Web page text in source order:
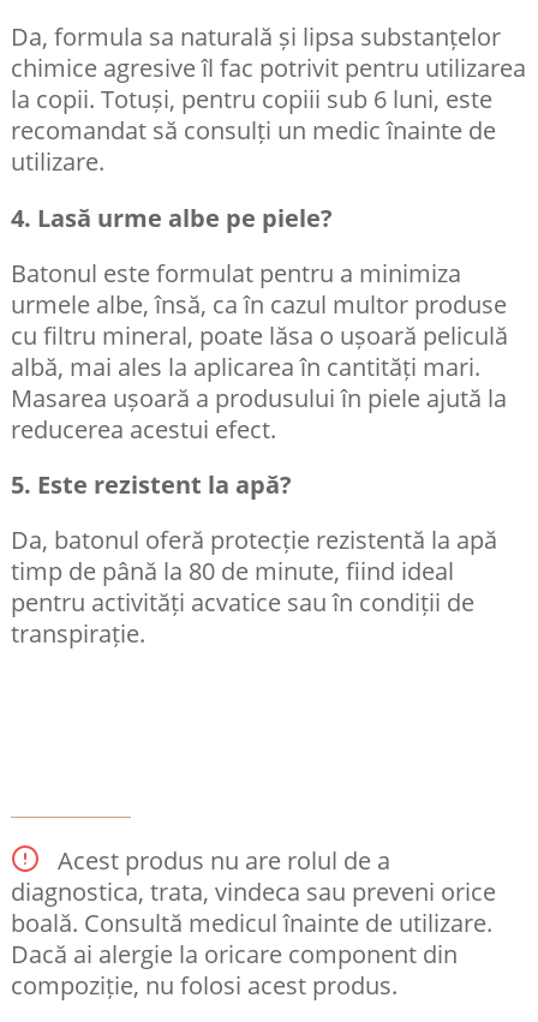
Da, formula sa naturală și lipsa substanțelor
chimice agresive îl fac potrivit pentru utilizarea
la copii. Totuși, pentru copiii sub 6 luni, este
recomandat să consulți un medic înainte de
utilizare.​
4. Lasă urme albe pe piele?
Batonul este formulat pentru a minimiza
urmele albe, însă, ca în cazul multor produse
cu filtru mineral, poate lăsa o ușoară peliculă
albă, mai ales la aplicarea în cantități mari.
Masarea ușoară a produsului în piele ajută la
reducerea acestui efect.​
5. Este rezistent la apă?
Da, batonul oferă protecție rezistentă la apă
timp de până la 80 de minute, fiind ideal
pentru activități acvatice sau în condiții de
transpirație.
Acest produs nu are rolul de a
diagnostica, trata, vindeca sau preveni orice
boală. Consultă medicul înainte de utilizare.
Dacă ai alergie la oricare component din
compoziție, nu folosi acest produs.